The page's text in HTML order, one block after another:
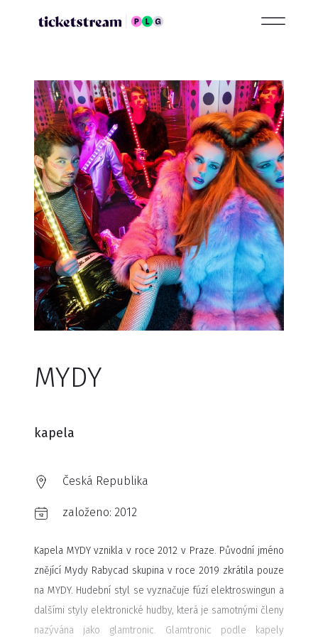
MYDY
kapela
Česká Republika
založeno: 2012
Kapela MYDY vznikla v roce 2012 v Praze. Původní jméno
znějící Mydy Rabycad skupina v roce 2019 zkrátila pouze
na MYDY. Hudební styl se vyznačuje fúzí elektroswingun a
dalšími styly elektronické hudby, která je samotnými členy
nazývána jako glamtronic. Glamtronic podle kapely